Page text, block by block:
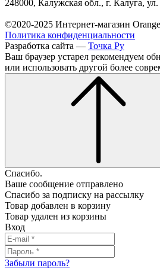
248000, Калужская обл., г. Калуга,
©2020-2025 Интернет-магазин
Политика конфиденциальности
Разработка сайта — Точка Ру
Ваш браузер устарел рекомендуем
или использовать другой более
Спасибо.
Ваше сообщение отправлено
Спасибо за подписку на рассылку
Товар добавлен в корзину
Товар удален из корзины
Вход
Забыли пароль?